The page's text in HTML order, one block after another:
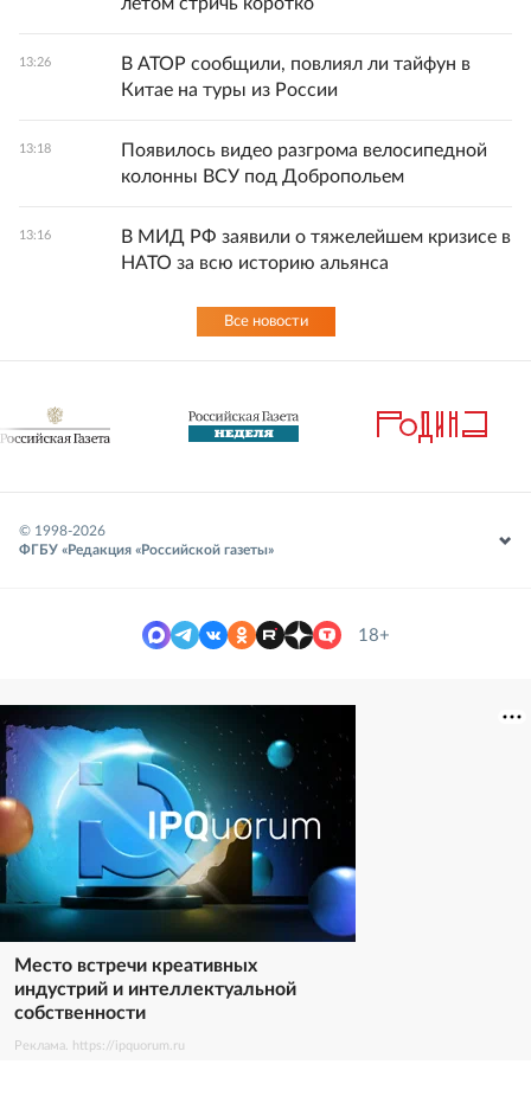
13:26
В АТОР сообщили, повлиял ли тайфун в
Китае на туры из России
13:18
Появилось видео разгрома велосипедной
колонны ВСУ под Добропольем
13:16
В МИД РФ заявили о тяжелейшем кризисе в
НАТО за всю историю альянса
Все новости
© 1998-2026
ФГБУ «Редакция «Российской газеты»
18+
Место встречи креативных
индустрий и интеллектуальной
собственности
Реклама. https://ipquorum.ru